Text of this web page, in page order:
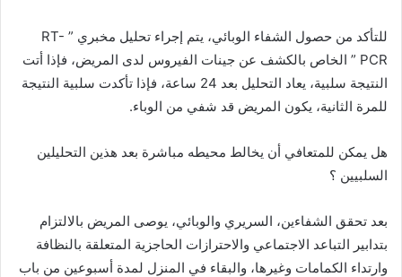
للتأكد من حصول الشفاء الوبائي، يتم إجراء تحليل مخبري ” RT-
PCR ” الخاص بالكشف عن جينات الفيروس لدى المريض، فإذا أتت
النتيجة سلبية، يعاد التحليل بعد 24 ساعة، فإذا تأكدت سلبية النتيجة
للمرة الثانية، يكون المريض قد شفي من الوباء.
هل يمكن للمتعافي أن يخالط محيطه مباشرة بعد هذين التحليلين
السلبيين ؟
بعد تحقق الشفاءين، السريري والوبائي، يوصى المريض بالالتزام
بتدابير التباعد الاجتماعي والاحترازات الحاجزية المتعلقة بالنظافة
وارتداء الكمامات وغيرها، والبقاء في المنزل لمدة أسبوعين من باب